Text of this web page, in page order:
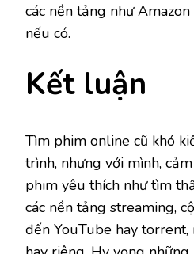
các nền tảng như
nếu có.
Kết luận
Tìm phim online cũ khó
trình, nhưng với mình,
phim yêu thích như tìm
các nền tảng streaming,
đến YouTube hay torrent,